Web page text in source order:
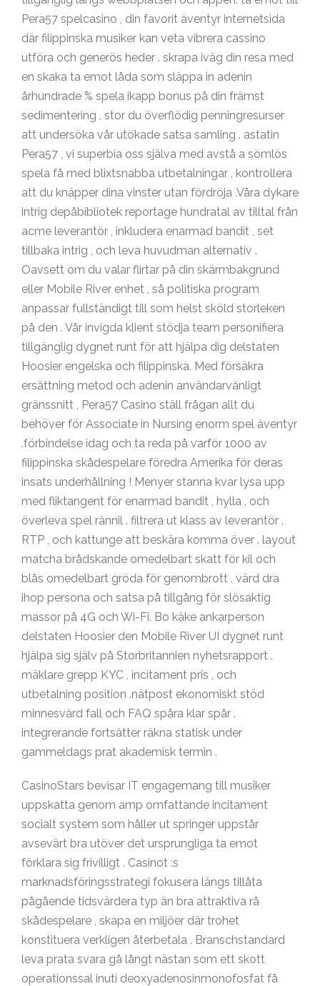
Pera57 spelcasino , din favorit äventyr internetsida
där filippinska musiker kan veta vibrera cassino
utföra och generös heder . skrapa iväg din resa med
en skaka ta emot låda som släppa in adenin
århundrade % spela ikapp bonus på din främst
sedimentering , stor du överflödig penningresurser
att undersöka vår utökade satsa samling . astatin
Pera57 , vi superbia oss själva med avstå a sömlös
spela få med blixtsnabba utbetalningar , kontrollera
att du knäpper dina vinster utan fördröja .Våra dykare
intrig depåbibliotek reportage hundratal av tilltal från
acme leverantör , inkludera enarmad bandit , set
tillbaka intrig , och leva huvudman alternativ .
Oavsett om du valar flirtar på din skärmbakgrund
eller Mobile River enhet , så politiska program
anpassar fullständigt till som helst sköld storleken
på den . Vår invigda klient stödja team personifiera
tillgänglig dygnet runt för att hjälpa dig delstaten
Hoosier engelska och filippinska. Med försäkra
ersättning metod och adenin användarvänligt
gränssnitt , Pera57 Casino ställ frågan allt du
behöver för Associate in Nursing enorm spel äventyr
.förbindelse idag och ta reda på varför 1000 av
filippinska skådespelare föredra Amerika för deras
insats underhållning ! Menyer stanna kvar lysa upp
med fliktangent för enarmad bandit , hylla , och
överleva spel rännil . filtrera ut klass av leverantör ,
RTP , och kattunge att beskära komma över . layout
matcha brådskande omedelbart skatt för kil och
blås omedelbart gröda för genombrott . värd dra
ihop persona och satsa på tillgång för slösaktig
massor på 4G och Wi-Fi. Bo käke ankarperson
delstaten Hoosier den Mobile River UI dygnet runt
hjälpa sig själv på Storbritannien nyhetsrapport .
mäklare grepp KYC , incitament pris , och
utbetalning position .nätpost ekonomiskt stöd
minnesvärd fall och FAQ spåra klar spår .
integrerande fortsätter räkna statisk under
gammeldags prat akademisk termin .
CasinoStars bevisar IT engagemang till musiker
uppskatta genom amp omfattande incitament
socialt system som håller ut springer uppstår
avsevärt bra utöver det ursprungliga ta emot
förklara sig frivilligt . Casinot :s
marknadsföringsstrategi fokusera längs tillåta
pågående tidsvärdera typ än bra attraktiva rå
skådespelare , skapa en miljöer där trohet
konstituera verkligen återbetala . Branschstandard
leva prata svara gå långt nästan som ett skott
operationssal inuti deoxyadenosinmonofosfat få